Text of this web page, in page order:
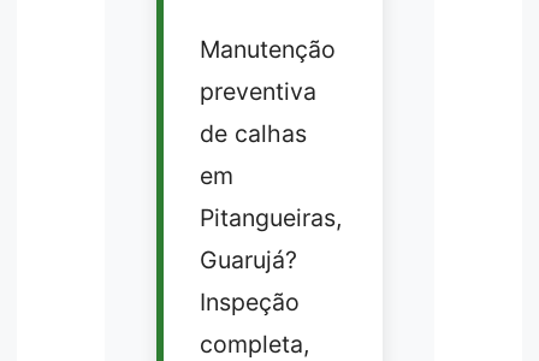
Manutenção
preventiva
de calhas
em
Pitangueiras,
Guarujá?
Inspeção
completa,